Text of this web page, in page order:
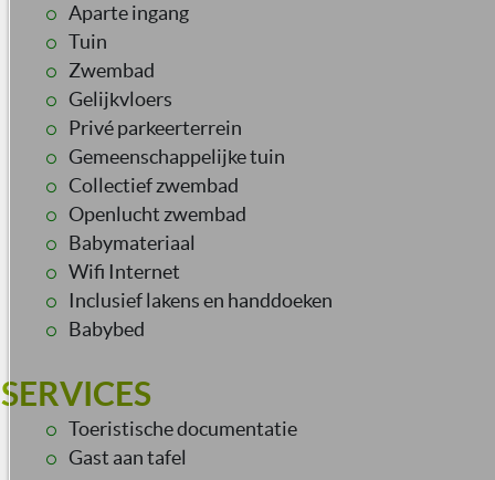
Aparte ingang
Tuin
Zwembad
Gelijkvloers
Privé parkeerterrein
Gemeenschappelijke tuin
Collectief zwembad
Openlucht zwembad
Babymateriaal
Wifi Internet
Inclusief lakens en handdoeken
Babybed
SERVICES
Toeristische documentatie
Gast aan tafel